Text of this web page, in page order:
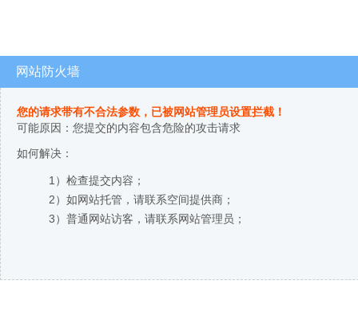
网站防火墙
您的请求带有不合法参数，已被网站管理员设置拦截！
可能原因：您提交的内容包含危险的攻击请求
如何解决：
1）检查提交内容；
2）如网站托管，请联系空间提供商；
3）普通网站访客，请联系网站管理员；